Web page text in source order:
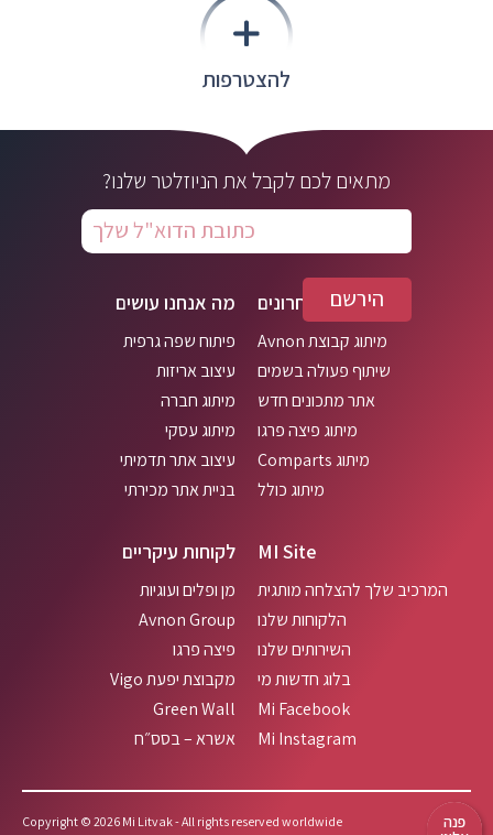
להצטרפות
מתאים לכם לקבל את הניוזלטר שלנו?
מה אנחנו עושים
פיתוח שפה גרפית
עיצוב אריזות
מיתוג חברה
מיתוג עסקי
עיצוב אתר תדמיתי
בניית אתר מכירתי
פרויקטים אחרונים
מיתוג קבוצת Avnon
שיתוף פעולה בשמים
אתר מתכונים חדש
מיתוג פיצה פרגו
מיתוג Comparts
מיתוג כולל
לקוחות עיקריים
מן ופלים ועוגיות
Avnon Group
פיצה פרגו
מקבוצת יפעת Vigo
Green Wall
אשרא – בסס״ח
MI Site
המרכיב שלך להצלחה מותגית
הלקוחות שלנו
השירותים שלנו
בלוג חדשות מי
Mi Facebook
Mi Instagram
Copyright © 2026 Mi Litvak - All rights reserved worldwide פנה